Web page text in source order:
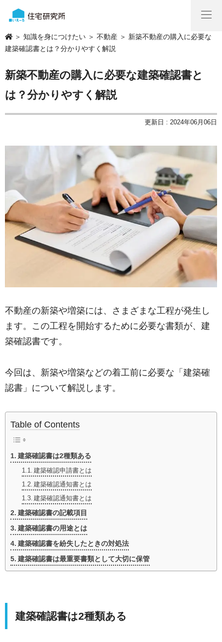
＞ 知識を身につけたい ＞ 不動産 ＞ 新築不動産の購入に必要な
建築確認書とは？分かりやすく解説
新築不動産の購入に必要な建築確認書と
は？分かりやすく解説
更新日 : 2024年06月06日
不動産の新築や増築には、さまざまな工程が発生し
ます。この工程を開始するために必要な書類が、建
築確認書です。
今回は、新築や増築などの着工前に必要な「建築確
認書」について解説します。
Table of Contents
建築確認書は2種類ある
建築確認申請書とは
建築確認通知書とは
建築確認通知書とは
建築確認書の記載項目
建築確認書の用途とは
建築確認書を紛失したときの対処法
建築確認書は最重要書類として大切に保管
建築確認書は2種類ある